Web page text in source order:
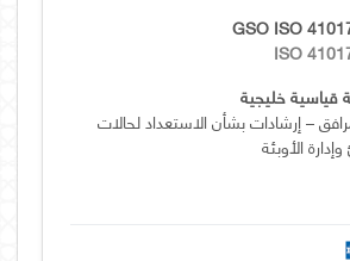
GSO ISO
ISO
قياسية خليجية
– إرشادات بشأن الاستعداد لحالات
الأوبئة